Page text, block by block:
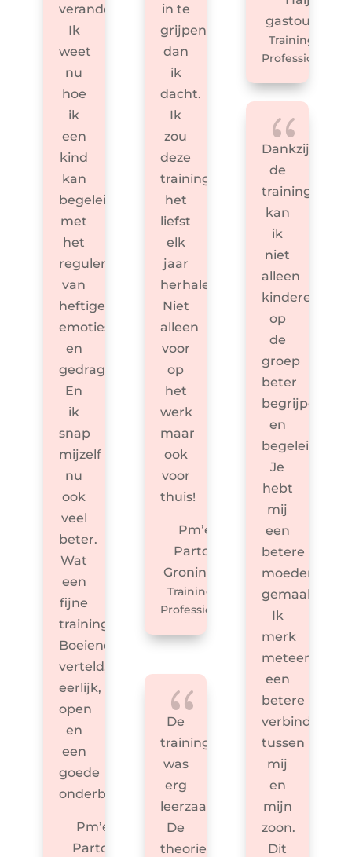
veranderd.
Ik
weet
nu
hoe
ik
een
kind
kan
begeleiden
met
het
reguleren
van
heftige
emoties
en
gedrag.
En
ik
snap
mijzelf
nu
ook
veel
beter.
Wat
een
fijne
training.
Boeiend
verteld,
eerlijk,
open
en
een
goede
onderbouwing.
Pm’er
Partou,
in te
grijpen
dan
ik
dacht.
Ik
zou
deze
trainingen
het
liefst
elk
jaar
herhalen.
Niet
alleen
voor
op
het
werk
maar
ook
voor
thuis!
Pm’er
Partou,
Groningen
Trainingen
Professionals
gastouder
Trainingen
Professionals
{
Dankzij
de
training
kan
ik
niet
alleen
kinderen
op
de
groep
beter
begrijpen
en
begeleiden.
Je
hebt
mij
een
betere
moeder
gemaakt.
Ik
merk
meteen
een
betere
verbinding
tussen
mij
en
mijn
zoon.
Dit
{
De
training
was
erg
leerzaam.
De
theorie